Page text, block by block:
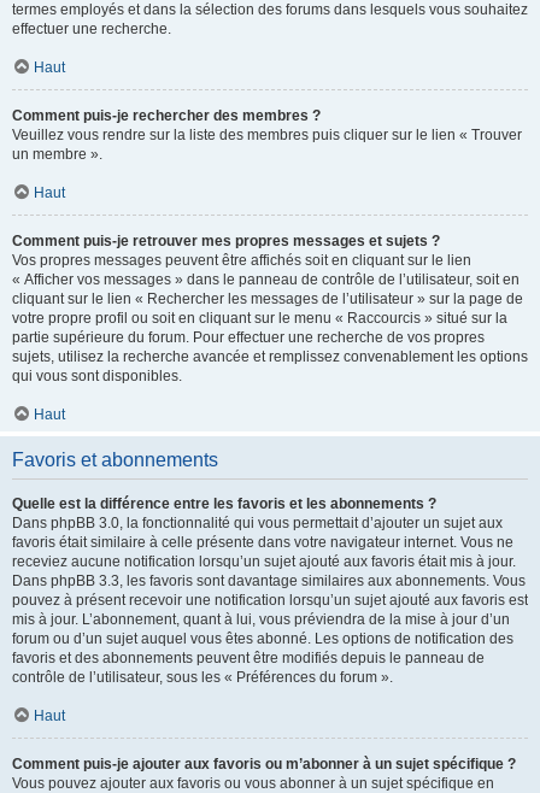
termes employés et dans la sélection des forums dans lesquels vous souhaitez
effectuer une recherche.
Haut
Comment puis-je rechercher des membres ?
Veuillez vous rendre sur la liste des membres puis cliquer sur le lien « Trouver
un membre ».
Haut
Comment puis-je retrouver mes propres messages et sujets ?
Vos propres messages peuvent être affichés soit en cliquant sur le lien
« Afficher vos messages » dans le panneau de contrôle de l’utilisateur, soit en
cliquant sur le lien « Rechercher les messages de l’utilisateur » sur la page de
votre propre profil ou soit en cliquant sur le menu « Raccourcis » situé sur la
partie supérieure du forum. Pour effectuer une recherche de vos propres
sujets, utilisez la recherche avancée et remplissez convenablement les options
qui vous sont disponibles.
Haut
Favoris et abonnements
Quelle est la différence entre les favoris et les abonnements ?
Dans phpBB 3.0, la fonctionnalité qui vous permettait d’ajouter un sujet aux
favoris était similaire à celle présente dans votre navigateur internet. Vous ne
receviez aucune notification lorsqu’un sujet ajouté aux favoris était mis à jour.
Dans phpBB 3.3, les favoris sont davantage similaires aux abonnements. Vous
pouvez à présent recevoir une notification lorsqu’un sujet ajouté aux favoris est
mis à jour. L’abonnement, quant à lui, vous préviendra de la mise à jour d’un
forum ou d’un sujet auquel vous êtes abonné. Les options de notification des
favoris et des abonnements peuvent être modifiés depuis le panneau de
contrôle de l’utilisateur, sous les « Préférences du forum ».
Haut
Comment puis-je ajouter aux favoris ou m’abonner à un sujet spécifique ?
Vous pouvez ajouter aux favoris ou vous abonner à un sujet spécifique en